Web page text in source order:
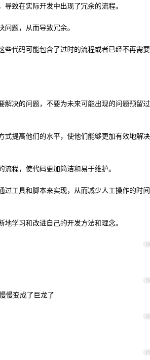
致在实际开发中出现了冗余的流程。
题，从而导致冗余。
些代码可能包含了过时的流程或者已经不再需要
决的问题，不要为未来可能出现的问题预留过
提高他们的水平，使他们能够更加有效地解决
程，使代码更加简洁和易于维护。
工具和脚本来实现，从而减少人工操作的时间
学习和改进自己的开发方法和理念。
18
19
慢变成了巨龙了
20
21